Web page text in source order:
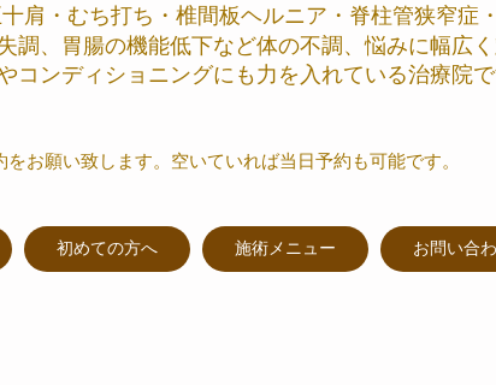
肩・むち打ち・椎間板ヘルニア・脊柱管狭窄症
調、胃腸の機能低下など体の不調、悩みに幅広く
コンディショニング​にも力を入れている治療院で
お願い致します。空いていれば当日予約も可能です。
初めての方へ 施術メニュー お問い合